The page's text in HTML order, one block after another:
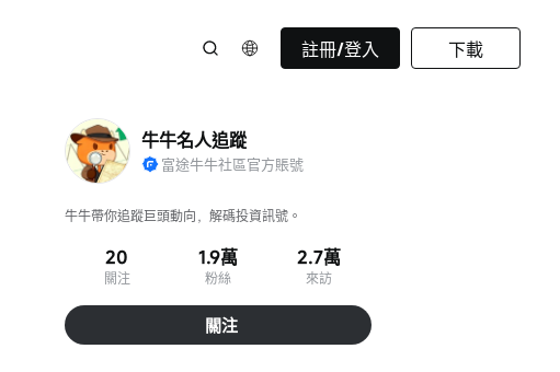
註冊/登入 下載
牛牛名人追蹤
富途牛牛社區官方賬號
牛牛帶你追蹤巨頭動向，解碼投資訊號。
20
關注
1.9萬
粉絲
2.7萬
來訪
關注